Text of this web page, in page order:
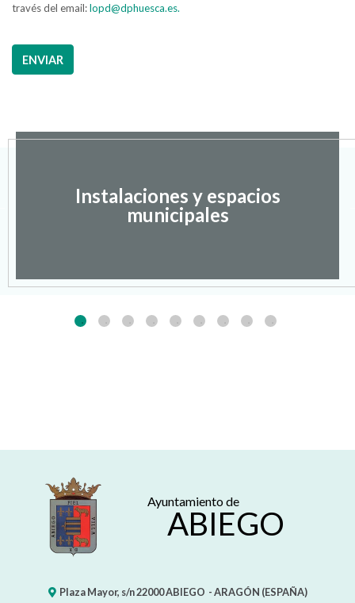
través del email:lopd@dphuesca.es.
ENVIAR
Instalaciones y espacios
municipales
Ayuntamiento de
ABIEGO
Plaza Mayor, s/n22000ABIEGO - ARAGÓN (ESPAÑA)